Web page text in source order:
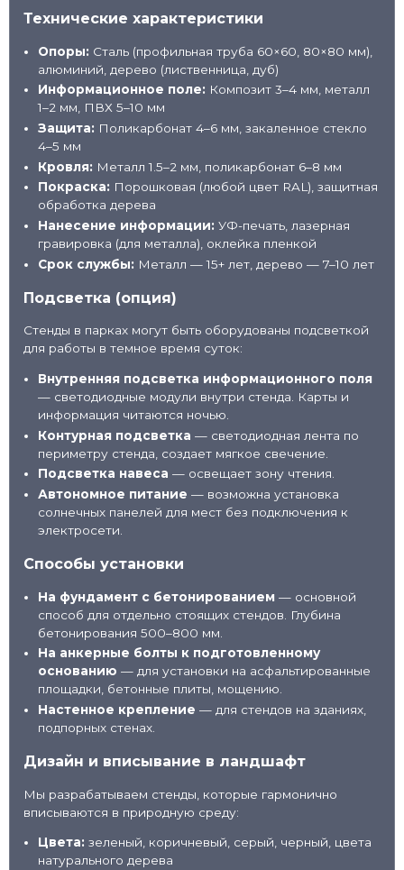
Технические характеристики
Опоры: Сталь (профильная труба 60×60, 80×80 мм),
алюминий, дерево (лиственница, дуб)
Информационное поле: Композит 3–4 мм, металл
1–2 мм, ПВХ 5–10 мм
Защита: Поликарбонат 4–6 мм, закаленное стекло
4–5 мм
Кровля: Металл 1.5–2 мм, поликарбонат 6–8 мм
Покраска: Порошковая (любой цвет RAL), защитная
обработка дерева
Нанесение информации: УФ-печать, лазерная
гравировка (для металла), оклейка пленкой
Срок службы: Металл — 15+ лет, дерево — 7–10 лет
Подсветка (опция)
Стенды в парках могут быть оборудованы подсветкой
для работы в темное время суток:
Внутренняя подсветка информационного поля
— светодиодные модули внутри стенда. Карты и
информация читаются ночью.
Контурная подсветка — светодиодная лента по
периметру стенда, создает мягкое свечение.
Подсветка навеса — освещает зону чтения.
Автономное питание — возможна установка
солнечных панелей для мест без подключения к
электросети.
Способы установки
На фундамент с бетонированием — основной
способ для отдельно стоящих стендов. Глубина
бетонирования 500–800 мм.
На анкерные болты к подготовленному
основанию — для установки на асфальтированные
площадки, бетонные плиты, мощению.
Настенное крепление — для стендов на зданиях,
подпорных стенах.
Дизайн и вписывание в ландшафт
Мы разрабатываем стенды, которые гармонично
вписываются в природную среду:
Цвета: зеленый, коричневый, серый, черный, цвета
натурального дерева